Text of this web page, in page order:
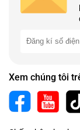
Xem chúng tôi